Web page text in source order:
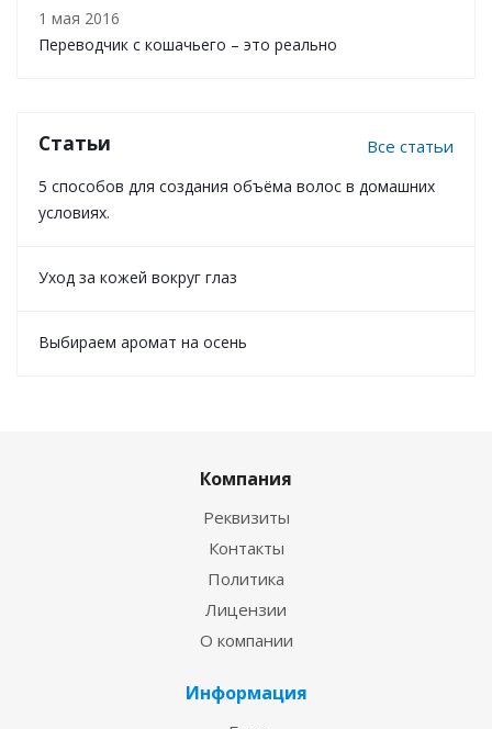
1 мая 2016
Переводчик с кошачьего – это реально
Статьи Все статьи
5 способов для создания объёма волос в домашних
условиях.
Уход за кожей вокруг глаз
Выбираем аромат на осень
Компания
Реквизиты
Контакты
Политика
Лицензии
О компании
Информация